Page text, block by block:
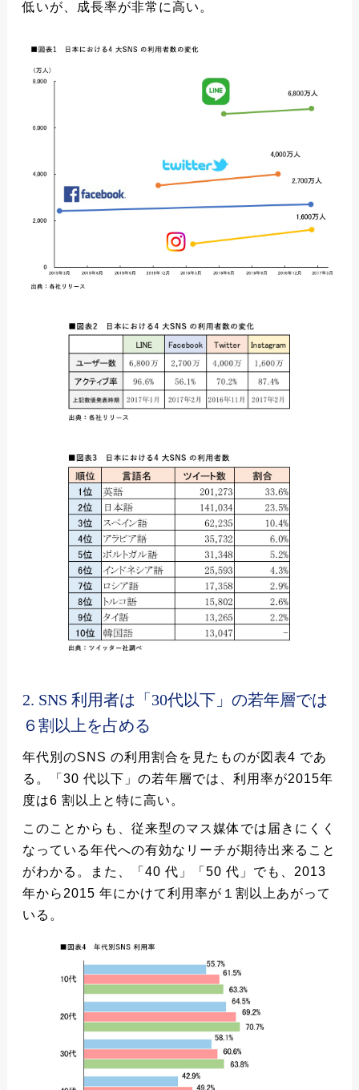
低いが、成長率が非常に高い。
2. SNS 利用者は「30代以下」の若年層では
６割以上を占める
年代別のSNS の利用割合を見たものが図表4 であ
る。「30 代以下」の若年層では、利用率が2015年
度は6 割以上と特に高い。
このことからも、従来型のマス媒体では届きにくく
なっている年代への有効なリーチが期待出来ること
がわかる。また、「40 代」「50 代」でも、2013
年から2015 年にかけて利用率が１割以上あがって
いる。